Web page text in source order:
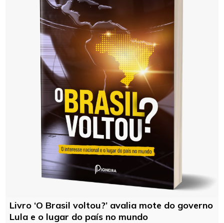
Livro ‘O Brasil voltou?’ avalia mote do governo
Lula e o lugar do país no mundo